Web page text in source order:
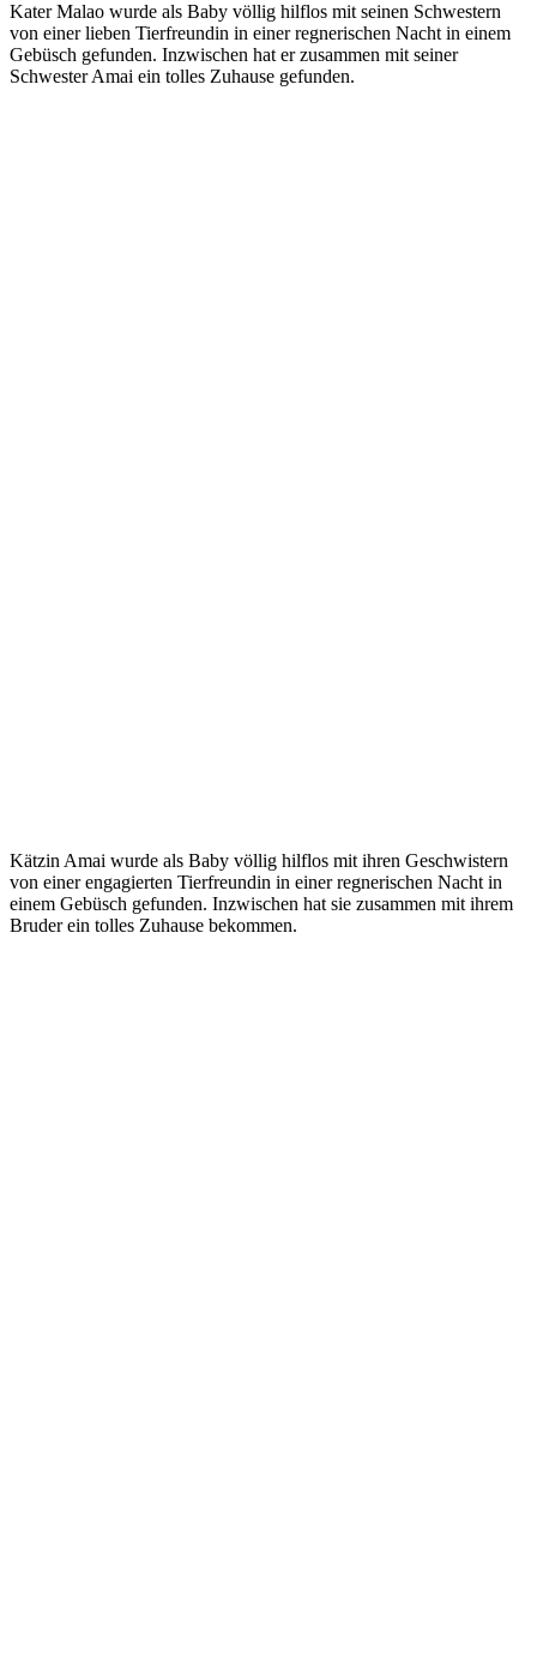
Kater Malao wurde als Baby völlig hilflos mit seinen Schwestern
von einer lieben Tierfreundin in einer regnerischen Nacht in einem
Gebüsch gefunden. Inzwischen hat er zusammen mit seiner
Schwester Amai ein tolles Zuhause gefunden.
Kätzin Amai wurde als Baby völlig hilflos mit ihren Geschwistern
von einer engagierten Tierfreundin in einer regnerischen Nacht in
einem Gebüsch gefunden. Inzwischen hat sie zusammen mit ihrem
Bruder ein tolles Zuhause bekommen.